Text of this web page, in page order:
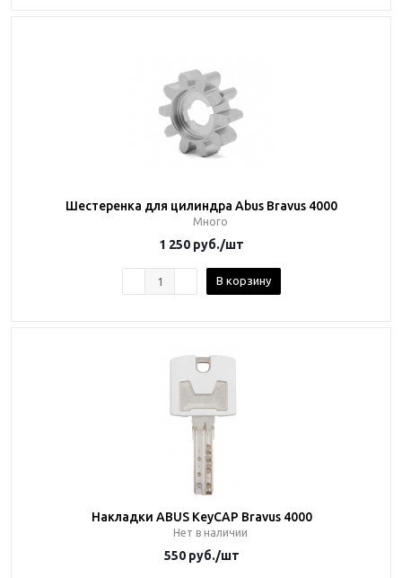
Шестеренка для цилиндра Abus Bravus 4000
Много
1 250 руб./шт
В корзину
Накладки ABUS KeyCAP Bravus 4000
Нет в наличии
550руб./шт